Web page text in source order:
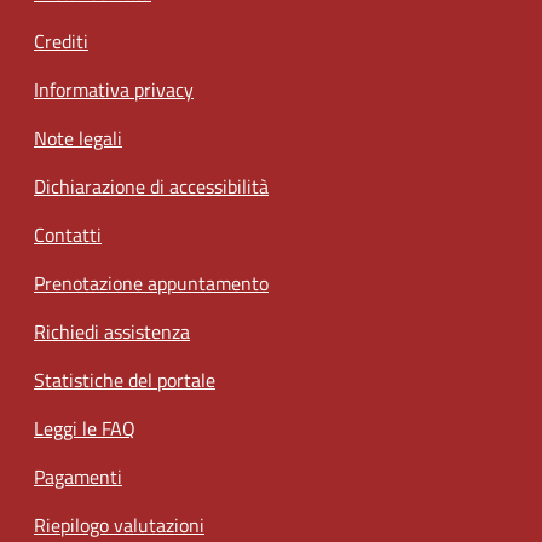
Crediti
Informativa privacy
Note legali
Dichiarazione di accessibilità
Contatti
Prenotazione appuntamento
Richiedi assistenza
Statistiche del portale
Leggi le FAQ
Pagamenti
Riepilogo valutazioni